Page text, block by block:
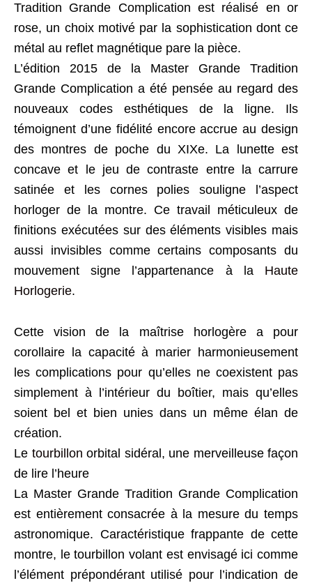
Tradition Grande Complication est réalisé en or
rose, un choix motivé par la sophistication dont ce
métal au reflet magnétique pare la pièce.
L’édition 2015 de la Master Grande Tradition
Grande Complication a été pensée au regard des
nouveaux codes esthétiques de la ligne. Ils
témoignent d’une fidélité encore accrue au design
des montres de poche du XIXe. La lunette est
concave et le jeu de contraste entre la carrure
satinée et les cornes polies souligne l’aspect
horloger de la montre. Ce travail méticuleux de
finitions exécutées sur des éléments visibles mais
aussi invisibles comme certains composants du
mouvement signe l’appartenance à la Haute
Horlogerie.
Cette vision de la maîtrise horlogère a pour
corollaire la capacité à marier harmonieusement
les complications pour qu’elles ne coexistent pas
simplement à l’intérieur du boîtier, mais qu’elles
soient bel et bien unies dans un même élan de
création.
Le tourbillon orbital sidéral, une merveilleuse façon
de lire l’heure
La Master Grande Tradition Grande Complication
est entièrement consacrée à la mesure du temps
astronomique. Caractéristique frappante de cette
montre, le tourbillon volant est envisagé ici comme
l’élément prépondérant utilisé pour l’indication de